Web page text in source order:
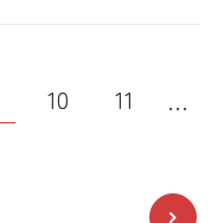
10 11
…